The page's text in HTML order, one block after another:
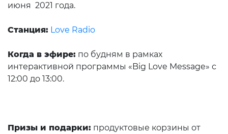
июня 2021 года.
Станция: Love Radio
Когда в эфире: по будням в рамках
интерактивной программы «Big Love Message» с
12:00 до 13:00.
Призы и подарки: продуктовые корзины от